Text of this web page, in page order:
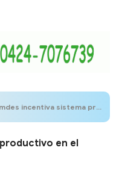
incentiva sistema productivo en el estado Mérida
en el